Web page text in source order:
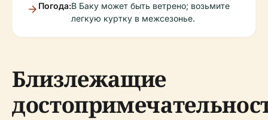
Погода:В Баку может быть ветрено; возьмите
легкую куртку в межсезонье.
Близлежащие